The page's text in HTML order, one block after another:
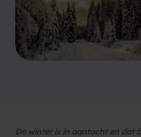
De winter is in aantocht en dat